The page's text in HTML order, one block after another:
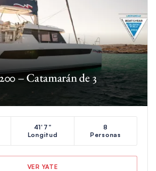
– Catamarán de 3
41'7"
Longitud
8
Personas
VER YATE